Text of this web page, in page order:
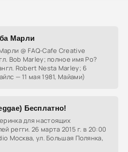
Марли
@ FAQ-Cafe Creative
Bob Marley; полное имя Ро?
Robert Nesta Marley; 6
— 11 мая 1981, Майами)
Бесплатно!
для настоящих
регги. 26 марта 2015 г. в 20:00
Москва, ул. Большая Полянка,